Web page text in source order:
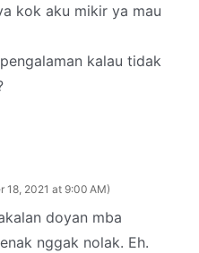
kok aku mikir ya mau
kalau tidak
18, 2021 at 9:00 AM
doyan mba
nggak nolak. Eh.